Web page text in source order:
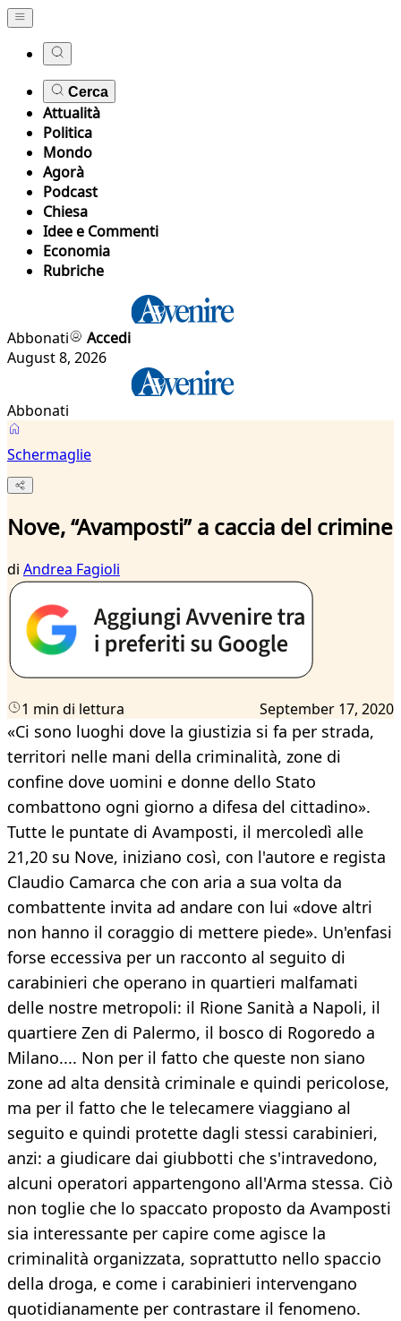
Cerca
Attualità
Politica
Mondo
Agorà
Podcast
Chiesa
Idee e Commenti
Economia
Rubriche
Abbonati
Accedi
August 8, 2026
Abbonati
Schermaglie
Nove, “Avamposti” a caccia del crimine
di Andrea Fagioli
1 min di lettura September 17, 2020
«Ci sono luoghi dove la giustizia si fa per strada,
territori nelle mani della criminalità, zone di
confine dove uomini e donne dello Stato
combattono ogni giorno a difesa del cittadino».
Tutte le puntate di Avamposti, il mercoledì alle
21,20 su Nove, iniziano così, con l'autore e regista
Claudio Camarca che con aria a sua volta da
combattente invita ad andare con lui «dove altri
non hanno il coraggio di mettere piede». Un'enfasi
forse eccessiva per un racconto al seguito di
carabinieri che operano in quartieri malfamati
delle nostre metropoli: il Rione Sanità a Napoli, il
quartiere Zen di Palermo, il bosco di Rogoredo a
Milano.... Non per il fatto che queste non siano
zone ad alta densità criminale e quindi pericolose,
ma per il fatto che le telecamere viaggiano al
seguito e quindi protette dagli stessi carabinieri,
anzi: a giudicare dai giubbotti che s'intravedono,
alcuni operatori appartengono all'Arma stessa. Ciò
non toglie che lo spaccato proposto da Avamposti
sia interessante per capire come agisce la
criminalità organizzata, soprattutto nello spaccio
della droga, e come i carabinieri intervengano
quotidianamente per contrastare il fenomeno.